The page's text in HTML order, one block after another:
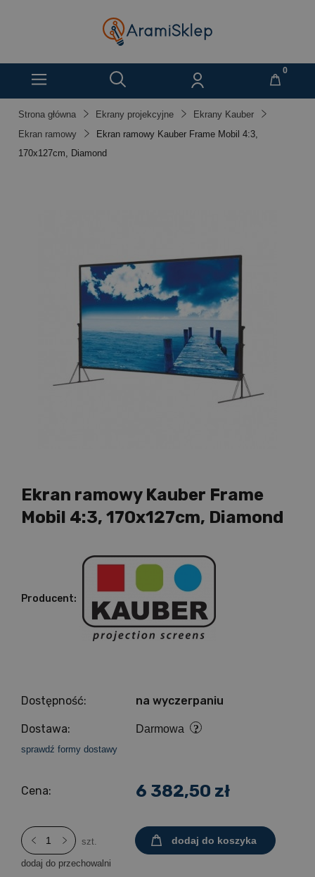
Strona główna Ekrany projekcyjne
Ekrany Kauber
Ekran ramowy
Ekran ramowy Kauber Frame Mobil 4:3,
170x127cm, Diamond
Ekran ramowy Kauber Frame
Mobil 4:3, 170x127cm, Diamond
Producent:
Dostępność: na wyczerpaniu
Dostawa: Darmowa
sprawdź formy dostawy
Cena: 6 382,50 zł
szt. dodaj do koszyka
dodaj do przechowalni